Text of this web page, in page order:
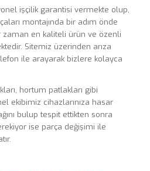
işçilik garantisi vermekte olup,
montajında bir adım önde
zaman en kaliteli ürün ve özenli
Sitemiz üzerinden arıza
ile arayarak bizlere kolayca
hortum patlakları gibi
ekibimiz cihazlarınıza hasar
bulup tespit ettikten sonra
ise parça değişimi ile